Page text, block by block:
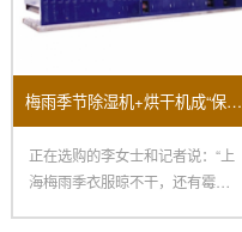
梅雨季节除湿机+烘干机成“保命组合”销量大面积上涨！
正在选购的李女士和记者说：“上
海梅雨季衣服晾不干，还有霉